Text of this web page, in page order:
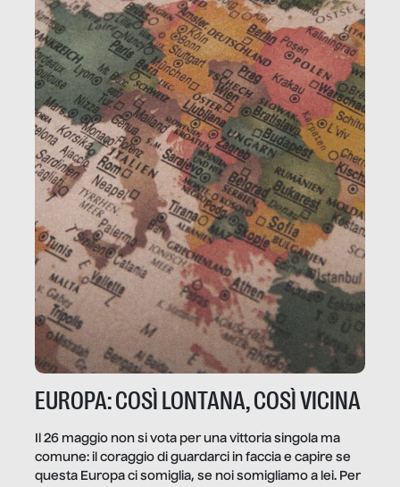
EUROPA: COSÌ LONTANA, COSÌ VICINA
Il 26 maggio non si vota per una vittoria singola ma
comune: il coraggio di guardarci in faccia e capire se
questa Europa ci somiglia, se noi somigliamo a lei. Per